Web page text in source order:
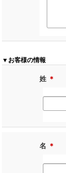
▼お客様の情報
姓 ＊
名 ＊